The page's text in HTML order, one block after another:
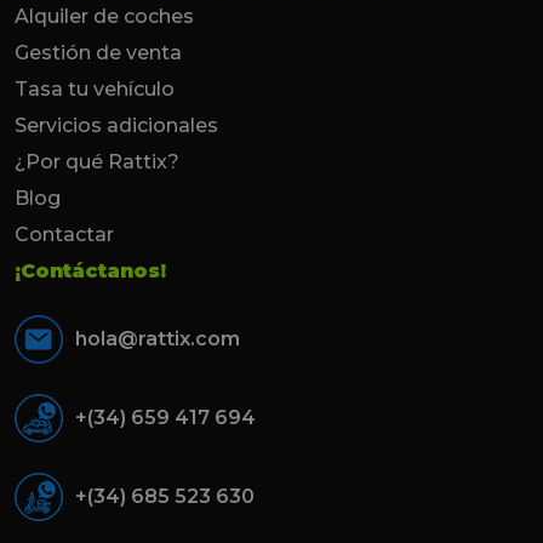
Alquiler de coches
Gestión de venta
Tasa tu vehículo
Servicios adicionales
¿Por qué Rattix?
Blog
Contactar
¡Contáctanos!
hola@rattix.com
+(34) 659 417 694
+(34) 685 523 630